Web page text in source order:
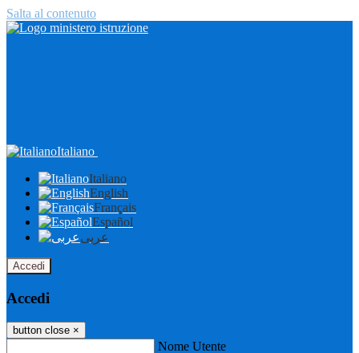
Salta al contenuto
Italiano
Italiano
English
Français
Español
عربى
Accedi
Accedi
button close ×
Nome Utente